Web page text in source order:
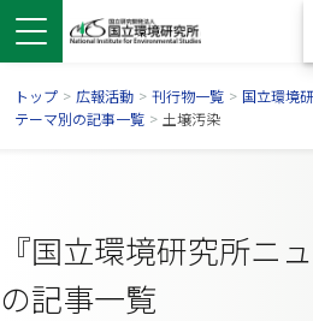
トップ > 広報活動 > 刊行物一覧 > 国立環境
テーマ別の記事一覧 > 土壌汚染
『国立環境研究所ニ
の記事一覧